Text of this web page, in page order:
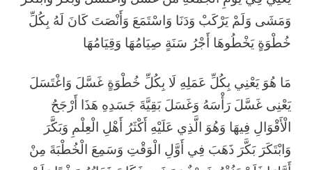
وَمَشَى وَلَمْ يَرْكَبْ وَدَنَا وَاسْتَمَعَ وَأَنْصَتَ كَانَ لَهُ بِكُلِّ
خُطْوَةٍ يَخْطُوهَا أَجْرُ سَنَةٍ صِيَامُهَا وَقِيَامُهَا
مَا هُوَ يَعْنِي بِكُلِّ عَمَلِهِ لَا بِكُلِّ خُطْوَةٍ غَسَّلَ وَاغْتَسَلَ
يَعْنِى غَسَّلَ رَأْسَهُ وَغَسَلَ بَقِيَّةَ جَسَدِهِ هَذَا أَرْجَحُ
الْأَقْوَالِ فِيهَا وَهُوَ الَّذِي عَلَيْهِ أَكْثَرُ أَهْلِ الْعِلْمِ وَبَكَّرَ
وَابْتَكَرَ بَكَّرَ ذَهَبَ فِي أَوَّلِ الْوَقْتِ وَسَمِعَ الْخُطْبَةَ مِنْ